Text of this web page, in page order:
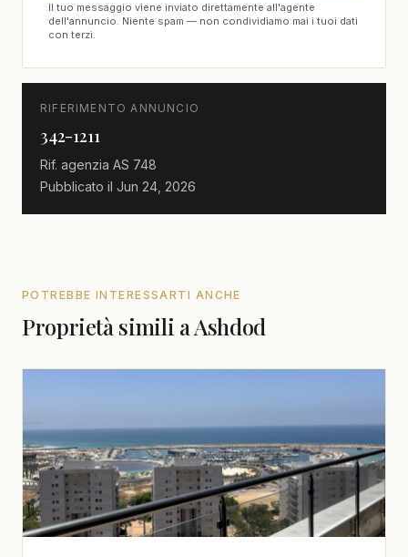
Il tuo messaggio viene inviato direttamente all'agente
dell'annuncio. Niente spam — non condividiamo mai i tuoi dati
con terzi.
RIFERIMENTO ANNUNCIO
342-1211
Rif. agenzia AS 748
Pubblicato il Jun 24, 2026
POTREBBE INTERESSARTI ANCHE
Proprietà simili a Ashdod